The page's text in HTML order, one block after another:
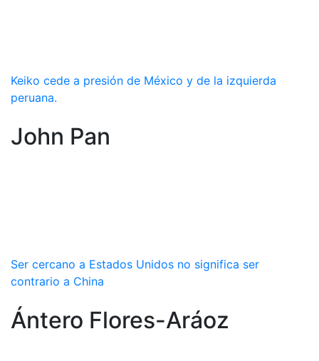
Keiko cede a presión de México y de la izquierda
peruana.
John Pan
Ser cercano a Estados Unidos no significa ser
contrario a China
Ántero Flores-Aráoz